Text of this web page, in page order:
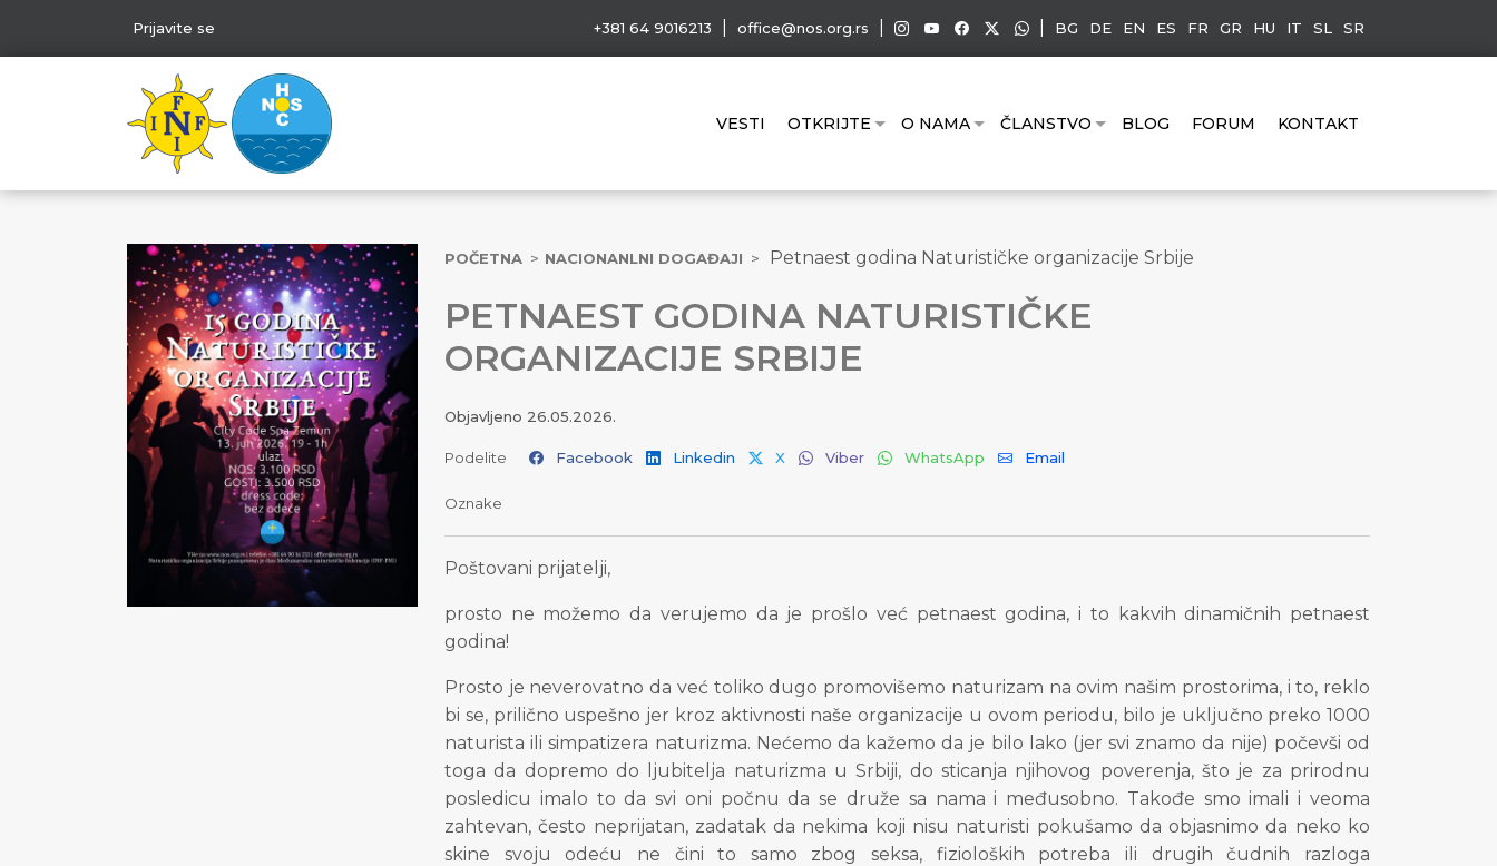
Prijavite se +381 64 9016213 office@nos.org.rs BG DE EN ES FR GR HU IT SL SR
VESTI OTKRIJTE O NAMA ČLANSTVO BLOG FORUM KONTAKT
POČETNA NACIONANLNI DOGAĐAJI Petnaest godina Naturističke organizacije Srbije
PETNAEST GODINA NATURISTIČKE
ORGANIZACIJE SRBIJE
Objavljeno 26.05.2026.
Podelite Facebook Linkedin X Viber WhatsApp Email
Oznake
Poštovani prijatelji,
prosto ne možemo da verujemo da je prošlo već petnaest godina, i to kakvih dinamičnih petnaest
godina!
Prosto je neverovatno da već toliko dugo promovišemo naturizam na ovim našim prostorima, i to, reklo
bi se, prilično uspešno jer kroz aktivnosti naše organizacije u ovom periodu, bilo je uključno preko 1000
naturista ili simpatizera naturizma. Nećemo da kažemo da je bilo lako (jer svi znamo da nije) počevši od
toga da dopremo do ljubitelja naturizma u Srbiji, do sticanja njihovog poverenja, što je za prirodnu
posledicu imalo to da svi oni počnu da se druže sa nama i međusobno. Takođe smo imali i veoma
zahtevan, često neprijatan, zadatak da nekima koji nisu naturisti pokušamo da objasnimo da neko ko
skine svoju odeću ne čini to samo zbog seksa, fizioloških potreba ili drugih čudnih razloga